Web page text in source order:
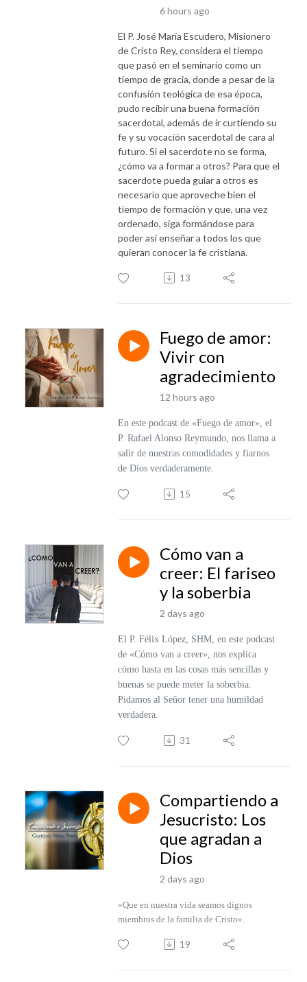
6 hours ago
El P. José María Escudero, Misionero
de Cristo Rey, considera el tiempo
que pasó en el seminario como un
tiempo de gracia, donde a pesar de la
confusión teológica de esa época,
pudo recibir una buena formación
sacerdotal, además de ir curtiendo su
fe y su vocación sacerdotal de cara al
futuro. Si el sacerdote no se forma,
¿cómo va a formar a otros? Para que el
sacerdote pueda guiar a otros es
necesario que aproveche bien el
tiempo de formación y que, una vez
ordenado, siga formándose para
poder así enseñar a todos los que
quieran conocer la fe cristiana.
13
Fuego de amor:
Vivir con
agradecimiento
12 hours ago
En este podcast de «Fuego de amor», el
P. Rafael Alonso Reymundo, nos llama a
salir de nuestras comodidades y fiarnos
de Dios verdaderamente.
15
Cómo van a
creer: El fariseo
y la soberbia
2 days ago
El P. Félix López, SHM, en este podcast
de «Cómo van a creer», nos explica
cómo hasta en las cosas más sencillas y
buenas se puede meter la soberbia.
Pidamos al Señor tener una humildad
verdadera.
31
Compartiendo a
Jesucristo: Los
que agradan a
Dios
2 days ago
«Que en nuestra vida seamos dignos
miembros de la familia de Cristo».
19